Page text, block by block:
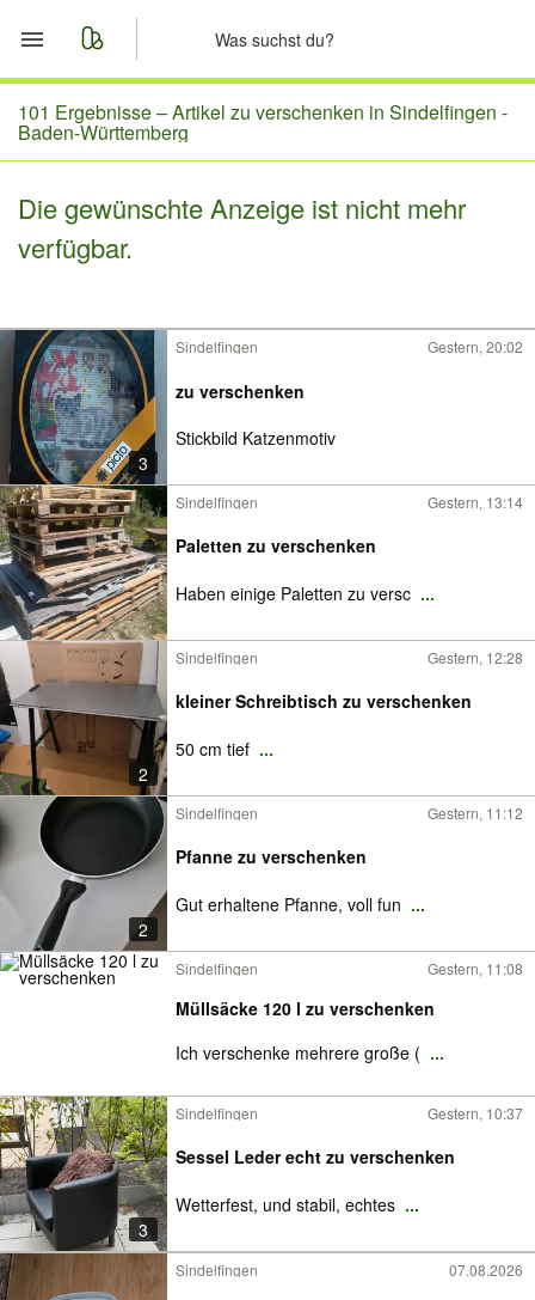
Start
Merkliste
Nachrichten
101 Ergebnisse –Artikel zu verschenken in Sindelfingen -
Baden-Württemberg
Die gewünschte Anzeige ist nicht mehr
verfügbar.
3
Sindelfingen Gestern, 20:02
zu verschenken
Stickbild Katzenmotiv
Sindelfingen Gestern, 13:14
Paletten zu verschenken
Haben einige Paletten zu versc ...
2
Sindelfingen Gestern, 12:28
kleiner Schreibtisch zu verschenken
50 cm tief ...
2
Sindelfingen Gestern, 11:12
Pfanne zu verschenken
Gut erhaltene Pfanne, voll fun ...
Sindelfingen Gestern, 11:08
Müllsäcke 120 l zu verschenken
Ich verschenke mehrere große ( ...
3
Sindelfingen Gestern, 10:37
Sessel Leder echt zu verschenken
Wetterfest, und stabil, echtes ...
Sindelfingen 07.08.2026